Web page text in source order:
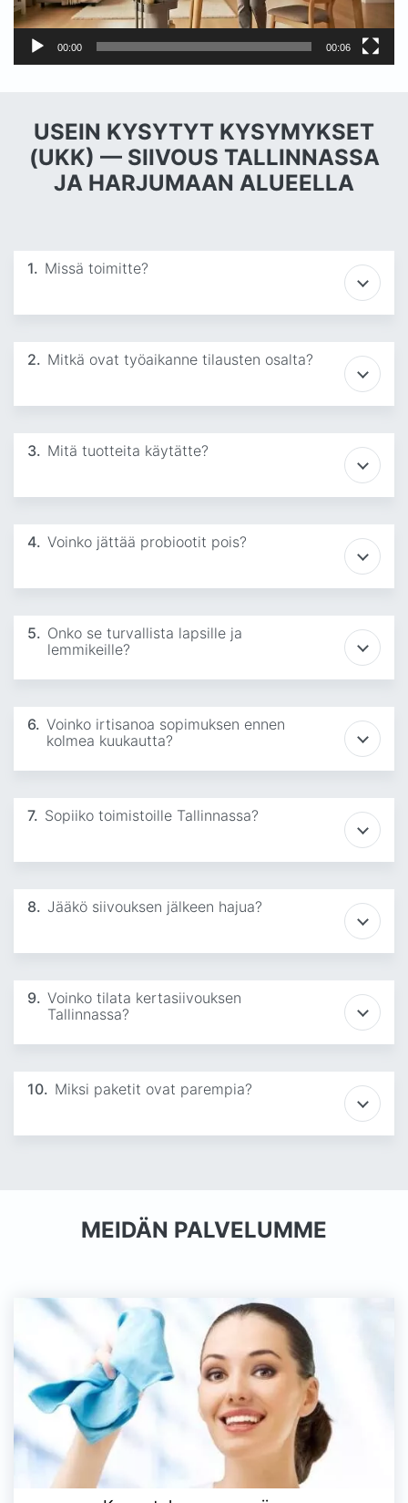
00:00 00:06
USEIN KYSYTYT KYSYMYKSET
(UKK) — SIIVOUS TALLINNASSA
JA HARJUMAAN ALUEELLA
1. Missä toimitte?
2. Mitkä ovat työaikanne tilausten osalta?
3. Mitä tuotteita käytätte?
4. Voinko jättää probiootit pois?
5. Onko se turvallista lapsille ja
lemmikeille?
6. Voinko irtisanoa sopimuksen ennen
kolmea kuukautta?
7. Sopiiko toimistoille Tallinnassa?
8. Jääkö siivouksen jälkeen hajua?
9. Voinko tilata kertasiivouksen
Tallinnassa?
10. Miksi paketit ovat parempia?
MEIDÄN PALVELUMME